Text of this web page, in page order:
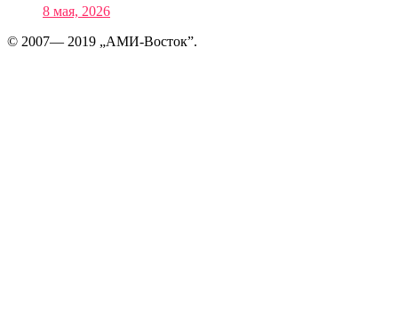
8 мая, 2026
© 2007— 2019 „АМИ-Восток”.